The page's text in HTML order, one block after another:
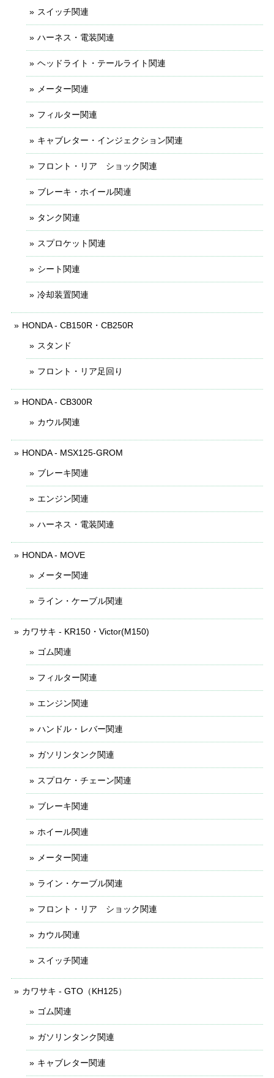
スイッチ関連
ハーネス・電装関連
ヘッドライト・テールライト関連
メーター関連
フィルター関連
キャブレター・インジェクション関連
フロント・リア ショック関連
ブレーキ・ホイール関連
タンク関連
スプロケット関連
シート関連
冷却装置関連
HONDA - CB150R・CB250R
スタンド
フロント・リア足回り
HONDA - CB300R
カウル関連
HONDA - MSX125-GROM
ブレーキ関連
エンジン関連
ハーネス・電装関連
HONDA - MOVE
メーター関連
ライン・ケーブル関連
カワサキ - KR150・Victor(M150)
ゴム関連
フィルター関連
エンジン関連
ハンドル・レバー関連
ガソリンタンク関連
スプロケ・チェーン関連
ブレーキ関連
ホイール関連
メーター関連
ライン・ケーブル関連
フロント・リア ショック関連
カウル関連
スイッチ関連
カワサキ - GTO（KH125）
ゴム関連
ガソリンタンク関連
キャブレター関連